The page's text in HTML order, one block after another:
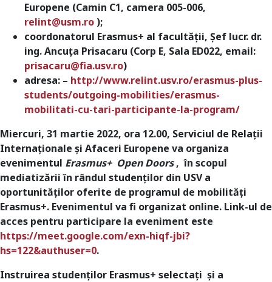
Europene (Camin C1, camera 005-006,
relint@usm.ro );
coordonatorul Erasmus+ al facultăţii, Șef lucr. dr.
ing. Ancuța Prisacaru (Corp E, Sala ED022, email:
prisacaru@fia.usv.ro)
adresa: – http://www.relint.usv.ro/erasmus-plus-
students/outgoing-mobilities/erasmus-
mobilitati-cu-tari-participante-la-program/
Miercuri, 31 martie 2022, ora 12.00, Serviciul de Relații
Internaționale și Afaceri Europene va organiza
evenimentul Erasmus+ Open Doors, în scopul
mediatizării în rândul studenților din USV a
oportunităților oferite de programul de mobilități
Erasmus+. Evenimentul va fi organizat online. Link-ul de
acces pentru participare la eveniment este
https://meet.google.com/exn-hiqf-jbi?
hs=122&authuser=0.
Instruirea studenţilor Erasmus+ selectaţi şi a